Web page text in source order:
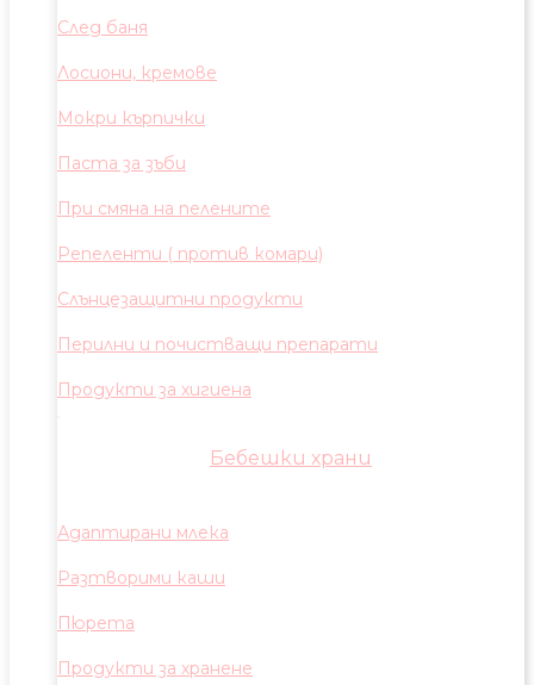
След баня
Лосиони, кремове
Мокри кърпички
Паста за зъби
При смяна на пелените
Репеленти ( против комари)
Слънцезащитни продукти
Перилни и почистващи препарати
Продукти за хигиена
Бебешки храни
Адаптирани млека
Разтворими каши
Пюрета
Продукти за хранене